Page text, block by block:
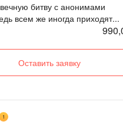
битву с анонимами
всем же иногда приходят...
Оставить заявку
1